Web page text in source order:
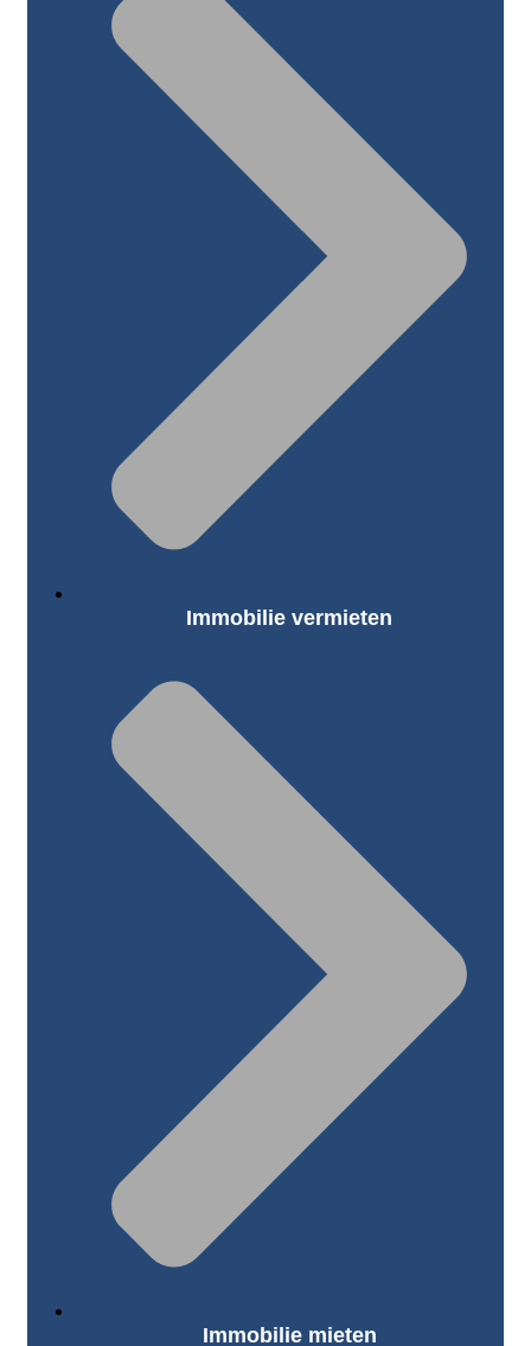
Immobilie vermieten
Immobilie mieten